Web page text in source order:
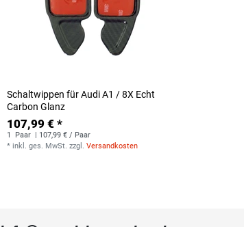
Schaltwippen für Audi A1 / 8X Echt
Carbon Glanz
107,99 € *
1 Paar | 107,99 € / Paar
* inkl. ges. MwSt. zzgl.Versandkosten